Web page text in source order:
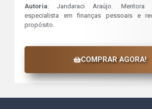
Autoria: Jandaraci Araújo. Mentora
especialista em finanças pessoais e
propósito.
COMPRAR AGORA!